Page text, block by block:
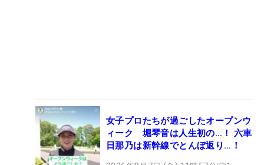
女子プロたちが過ごしたオープンウ
ィーク 堀琴音は人生初の…！ 六車
日那乃は新幹線でとんぼ返り…！